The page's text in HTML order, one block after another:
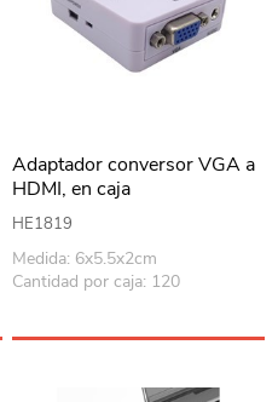
Adaptador conversor VGA a
HDMI, en caja
HE1819
Medida: 6x5.5x2cm
Cantidad por caja: 120